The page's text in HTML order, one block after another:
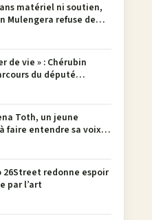
matériel ni soutien,
Mulengera refuse de
de vie » : Chérubin
du député
Tshimbu en 137
Toth, un jeune
faire entendre sa voix à
26Street redonne espoir
par l’art